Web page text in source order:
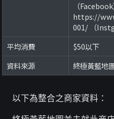
（Facebook
https://
001/ （
平均消費
$50以下
資料來源
終極黃藍地
以下為整合之商家資料：